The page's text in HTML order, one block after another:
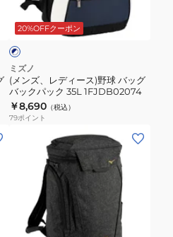
1FJDC05016
1FJDC05096
1FJDC05009
ス)
野
球
バ
ッ
グ
35L
20%OFFクーポン
ミズノ
(メンズ、レディース)野球 バッグ
バックパック 35L 1FJDB02074
￥8,690 （税込）
79ポイント